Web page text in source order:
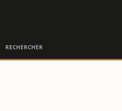
RECHERCHER